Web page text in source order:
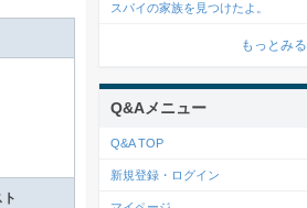
ト
スパイの家族を見つけたよ。
もっとみる
Q&Aメニュー
Q&A TOP
新規登録・ログイン